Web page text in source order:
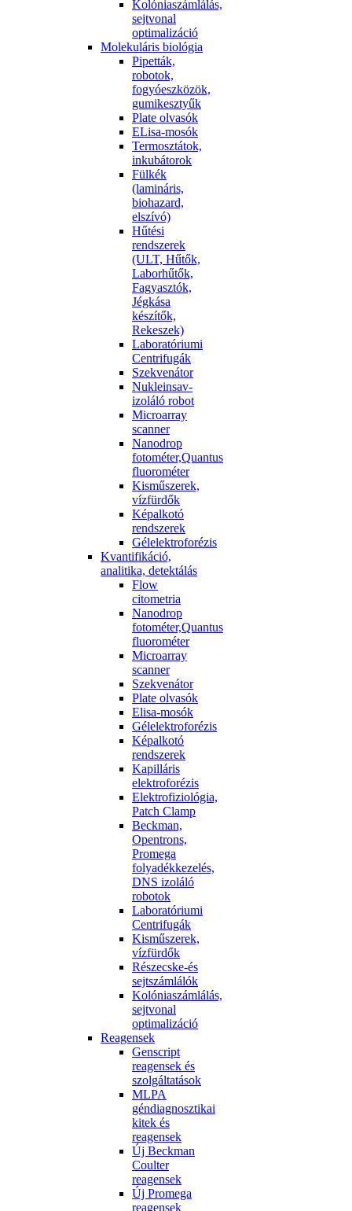
Kolóniaszámlálás,
sejtvonal
optimalizáció
Molekuláris biológia
Pipetták,
robotok,
fogyóeszközök,
gumikesztyűk
Plate olvasók
ELisa-mosók
Termosztátok,
inkubátorok
Fülkék
(lamináris,
biohazard,
elszívó)
Hűtési
rendszerek
(ULT, Hűtők,
Laborhűtők,
Fagyasztók,
Jégkása
készítők,
Rekeszek)
Laboratóriumi
Centrifugák
Szekvenátor
Nukleinsav-
izoláló robot
Microarray
scanner
Nanodrop
fotométer,Quantus
fluorométer
Kisműszerek,
vízfürdők
Képalkotó
rendszerek
Gélelektroforézis
Kvantifikáció,
analitika, detektálás
Flow
citometria
Nanodrop
fotométer,Quantus
fluorométer
Microarray
scanner
Szekvenátor
Plate olvasók
Elisa-mosók
Gélelektroforézis
Képalkotó
rendszerek
Kapilláris
elektroforézis
Elektrofiziológia,
Patch Clamp
Beckman,
Opentrons,
Promega
folyadékkezelés,
DNS izoláló
robotok
Laboratóriumi
Centrifugák
Kisműszerek,
vízfürdők
Részecske-és
sejtszámlálók
Kolóniaszámlálás,
sejtvonal
optimalizáció
Reagensek
Genscript
reagensek és
szolgáltatások
MLPA
géndiagnosztikai
kitek és
reagensek
Új Beckman
Coulter
reagensek
Új Promega
reagensek